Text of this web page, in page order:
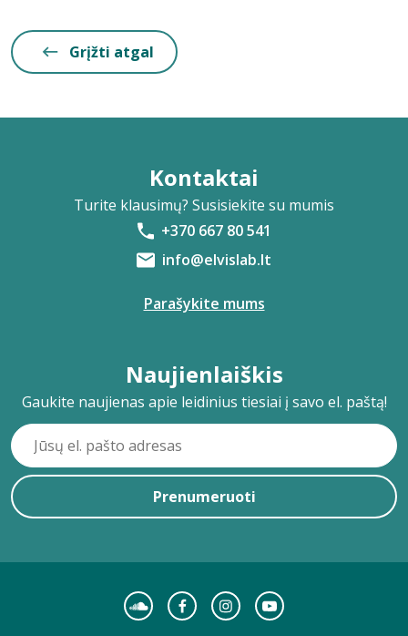
Grįžti atgal
Kontaktai
Turite klausimų? Susisiekite su mumis
+370 667 80 541
info@elvislab.lt
Parašykite mums
Naujienlaiškis
Gaukite naujienas apie leidinius tiesiai į savo el. paštą!
Prenumeruoti